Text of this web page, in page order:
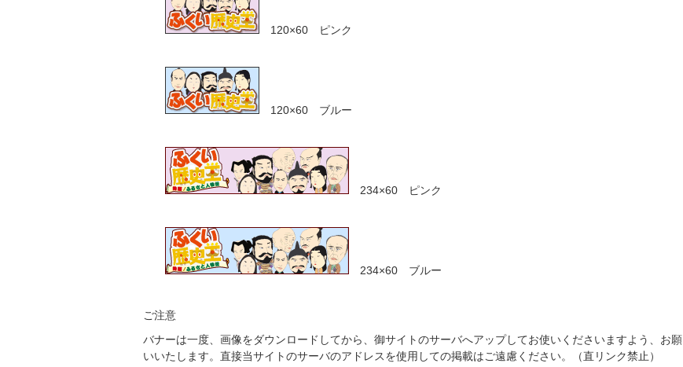
120×60 ピンク
120×60 ブルー
234×60 ピンク
234×60 ブルー
ご注意
バナーは一度、画像をダウンロードしてから、御サイトのサーバへアップしてお使いくださいますよう、お願
いいたします。直接当サイトのサーバのアドレスを使用しての掲載はご遠慮ください。（直リンク禁止）